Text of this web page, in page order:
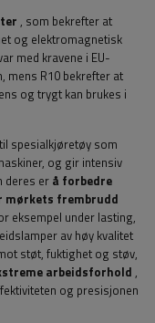
, som bekrefter at
og elektromagnetisk
med kravene i EU-
mens R10 bekrefter at
og trygt kan brukes i
spesialkjøretøy som
og gir intensiv
deres er å forbedre
mørkets frembrudd
eksempel under lasting,
av høy kvalitet
støt, fuktighet og støv,
arbeidsforhold ,
og presisjonen